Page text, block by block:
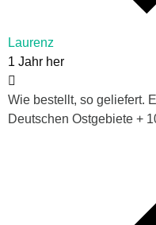
Laurenz
1 Jahr her
Wie bestellt, so geliefert.
Deutschen Ostgebiete +